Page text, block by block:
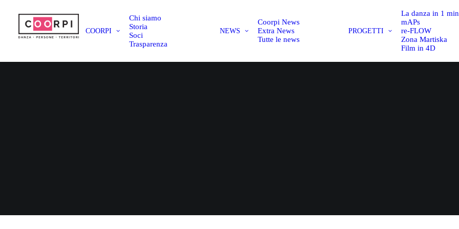
COORPI
Chi siamo
Storia
Soci
Trasparenza
NEWS
Coorpi News
Extra News
Tutte le news
PROGETTI
La danza in 1
mAPs
re-FLOW
Zona Martiska
Film in 4D